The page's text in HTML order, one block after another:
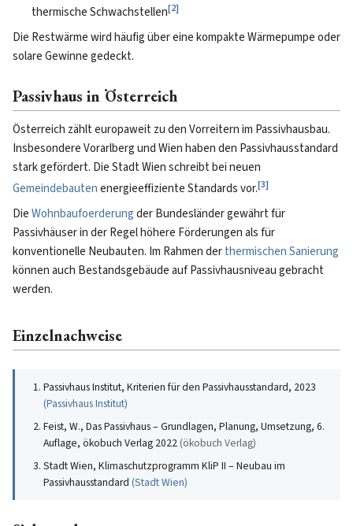
thermische Schwachstellen[2]
Die Restwärme wird häufig über eine kompakte Wärmepumpe oder
solare Gewinne gedeckt.
Passivhaus in Österreich
Österreich zählt europaweit zu den Vorreitern im Passivhausbau.
Insbesondere Vorarlberg und Wien haben den Passivhausstandard
stark gefördert. Die Stadt Wien schreibt bei neuen
Gemeindebautenenergieeffiziente Standards vor.[3]
DieWohnbaufoerderungder Bundesländer gewährt für
Passivhäuser in der Regel höhere Förderungen als für
konventionelle Neubauten. Im Rahmen derthermischen Sanierung
können auch Bestandsgebäude auf Passivhausniveau gebracht
werden.
Einzelnachweise
Passivhaus Institut, Kriterien für den Passivhausstandard, 2023
(Passivhaus Institut)
Feist, W., Das Passivhaus – Grundlagen, Planung, Umsetzung, 6.
Auflage, ökobuch Verlag 2022 (ökobuch Verlag)
Stadt Wien, Klimaschutzprogramm KliP II – Neubau im
Passivhausstandard (Stadt Wien)